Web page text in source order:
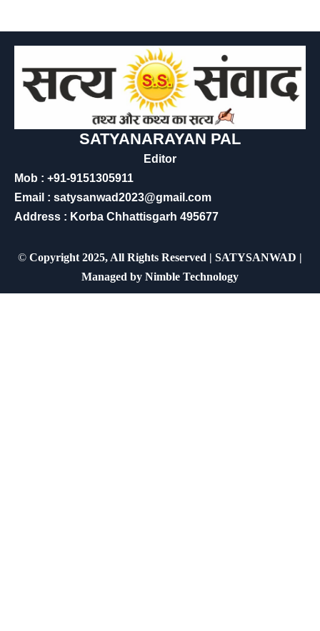
SATYANARAYAN PAL
Editor
Mob : +91-9151305911
Email : satysanwad2023@gmail.com
Address : Korba Chhattisgarh 495677
© Copyright 2025, All Rights Reserved | SATYSANWAD |
Managed by Nimble Technology